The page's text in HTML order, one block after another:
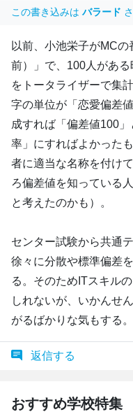
この書き込みは バラード
以前、小池栄子がMC
前）」で、100人があ
をトータライザーで集
字の単位が「恋愛偏差
成すれば「偏差値100
率」にすればよかった
者に適当な名称を付け
ろ偏差値を知っている
と考えたのかも）。
センター試験から共通
徐々に分散や標準偏差
る。そのためITスキル
しれないが、いかんせ
がるばかりな気もする。
返信する
おすすめ学校特集